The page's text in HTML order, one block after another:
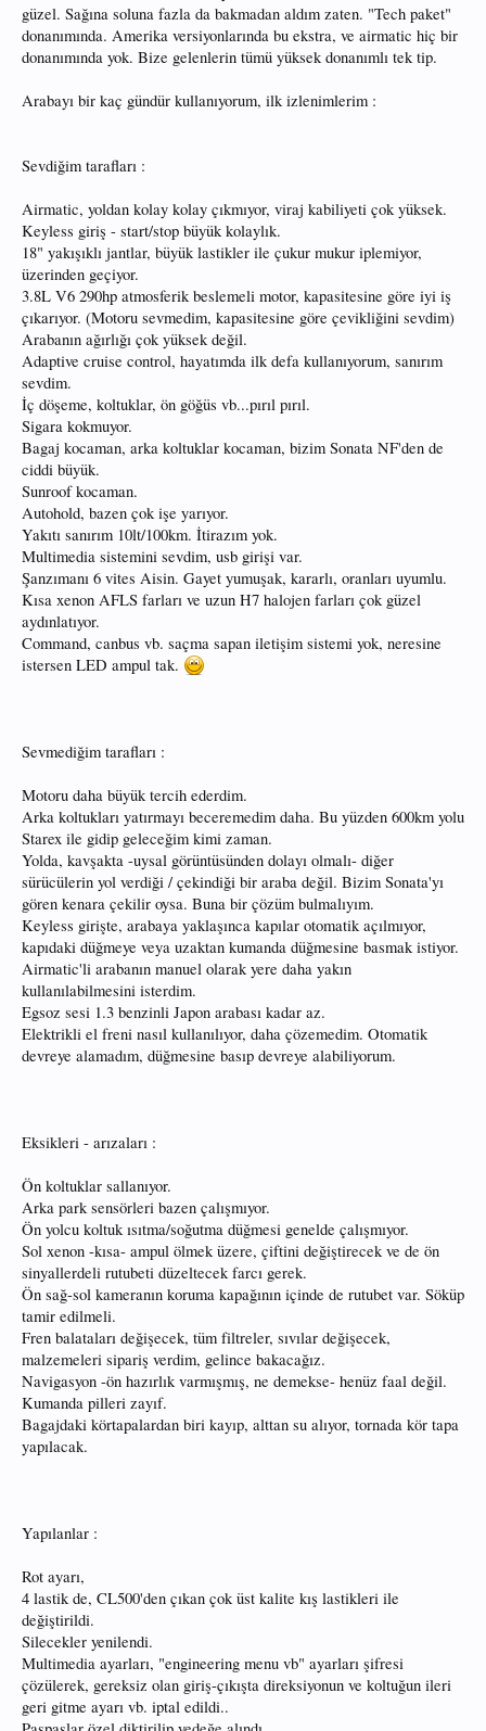
güzel. Sağına soluna fazla da bakmadan aldım zaten. "Tech paket"
donanımında. Amerika versiyonlarında bu ekstra, ve airmatic hiç bir
donanımında yok. Bize gelenlerin tümü yüksek donanımlı tek tip.
Arabayı bir kaç gündür kullanıyorum, ilk izlenimlerim :
Sevdiğim tarafları :
Airmatic, yoldan kolay kolay çıkmıyor, viraj kabiliyeti çok yüksek.
Keyless giriş - start/stop büyük kolaylık.
18" yakışıklı jantlar, büyük lastikler ile çukur mukur iplemiyor,
üzerinden geçiyor.
3.8L V6 290hp atmosferik beslemeli motor, kapasitesine göre iyi iş
çıkarıyor. (Motoru sevmedim, kapasitesine göre çevikliğini sevdim)
Arabanın ağırlığı çok yüksek değil.
Adaptive cruise control, hayatımda ilk defa kullanıyorum, sanırım
sevdim.
İç döşeme, koltuklar, ön göğüs vb...pırıl pırıl.
Sigara kokmuyor.
Bagaj kocaman, arka koltuklar kocaman, bizim Sonata NF'den de
ciddi büyük.
Sunroof kocaman.
Autohold, bazen çok işe yarıyor.
Yakıtı sanırım 10lt/100km. İtirazım yok.
Multimedia sistemini sevdim, usb girişi var.
Şanzımanı 6 vites Aisin. Gayet yumuşak, kararlı, oranları uyumlu.
Kısa xenon AFLS farları ve uzun H7 halojen farları çok güzel
aydınlatıyor.
Command, canbus vb. saçma sapan iletişim sistemi yok, neresine
istersen LED ampul tak.
Sevmediğim tarafları :
Motoru daha büyük tercih ederdim.
Arka koltukları yatırmayı beceremedim daha. Bu yüzden 600km yolu
Starex ile gidip geleceğim kimi zaman.
Yolda, kavşakta -uysal görüntüsünden dolayı olmalı- diğer
sürücülerin yol verdiği / çekindiği bir araba değil. Bizim Sonata'yı
gören kenara çekilir oysa. Buna bir çözüm bulmalıyım.
Keyless girişte, arabaya yaklaşınca kapılar otomatik açılmıyor,
kapıdaki düğmeye veya uzaktan kumanda düğmesine basmak istiyor.
Airmatic'li arabanın manuel olarak yere daha yakın
kullanılabilmesini isterdim.
Egsoz sesi 1.3 benzinli Japon arabası kadar az.
Elektrikli el freni nasıl kullanılıyor, daha çözemedim. Otomatik
devreye alamadım, düğmesine basıp devreye alabiliyorum.
Eksikleri - arızaları :
Ön koltuklar sallanıyor.
Arka park sensörleri bazen çalışmıyor.
Ön yolcu koltuk ısıtma/soğutma düğmesi genelde çalışmıyor.
Sol xenon -kısa- ampul ölmek üzere, çiftini değiştirecek ve de ön
sinyallerdeli rutubeti düzeltecek farcı gerek.
Ön sağ-sol kameranın koruma kapağının içinde de rutubet var. Söküp
tamir edilmeli.
Fren balataları değişecek, tüm filtreler, sıvılar değişecek,
malzemeleri sipariş verdim, gelince bakacağız.
Navigasyon -ön hazırlık varmışmış, ne demekse- henüz faal değil.
Kumanda pilleri zayıf.
Bagajdaki körtapalardan biri kayıp, alttan su alıyor, tornada kör tapa
yapılacak.
Yapılanlar :
Rot ayarı,
4 lastik de, CL500'den çıkan çok üst kalite kış lastikleri ile
değiştirildi.
Silecekler yenilendi.
Multimedia ayarları, "engineering menu vb" ayarları şifresi
çözülerek, gereksiz olan giriş-çıkışta direksiyonun ve koltuğun ileri
geri gitme ayarı vb. iptal edildi..